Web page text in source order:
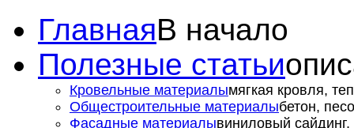
ГлавнаяВ начало
Полезные статьи
Кровельные материалымягкая кровля,
Общестроительные материалыбетон,
Фасадные материалывиниловый сайдинг,